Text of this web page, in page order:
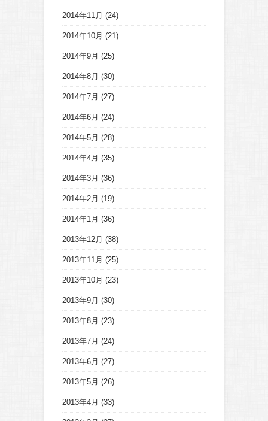
2014年11月 (24)
2014年10月 (21)
2014年9月 (25)
2014年8月 (30)
2014年7月 (27)
2014年6月 (24)
2014年5月 (28)
2014年4月 (35)
2014年3月 (36)
2014年2月 (19)
2014年1月 (36)
2013年12月 (38)
2013年11月 (25)
2013年10月 (23)
2013年9月 (30)
2013年8月 (23)
2013年7月 (24)
2013年6月 (27)
2013年5月 (26)
2013年4月 (33)